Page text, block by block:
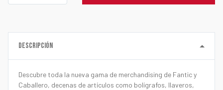
DESCRIPCIÓN
Descubre toda la nueva gama de merchandising de Fantic y
Caballero, decenas de artículos como bolígrafos, llaveros,